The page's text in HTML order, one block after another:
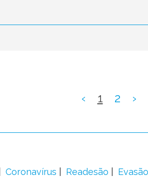
‹ 1 2 ›
Coronavírus Readesão